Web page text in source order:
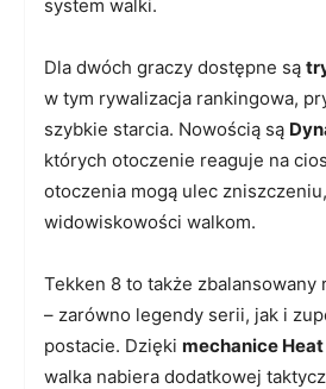
system walki.
Dla dwóch graczy dostępne są
w tym rywalizacja rankingowa,
szybkie starcia. Nowością są
których otoczenie reaguje na
otoczenia mogą ulec
widowiskowości walkom.
Tekken 8 to także
– zarówno legendy serii, jak i
postacie. Dzięki mechanice
walka nabiera dodatkowej